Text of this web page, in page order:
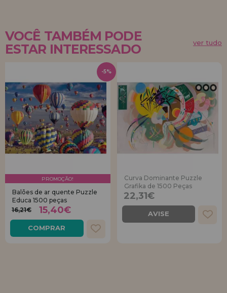
VOCÊ TAMBÉM PODE
ESTAR INTERESSADO
ver tudo
PROMOÇÃO!
Balões de ar quente Puzzle
Educa 1500 peças
16,21€
15,40€
COMPRAR
-5%
Curva Dominante Puzzle
Grafika de 1500 Peças
22,31€
AVISE